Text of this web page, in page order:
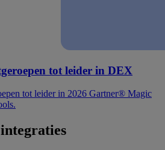
tot leider in DEX
tot leider in 2026 Gartner® Magic